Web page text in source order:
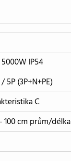
IP54
5P (3P+N+PE)
C
100 cm prům/délka